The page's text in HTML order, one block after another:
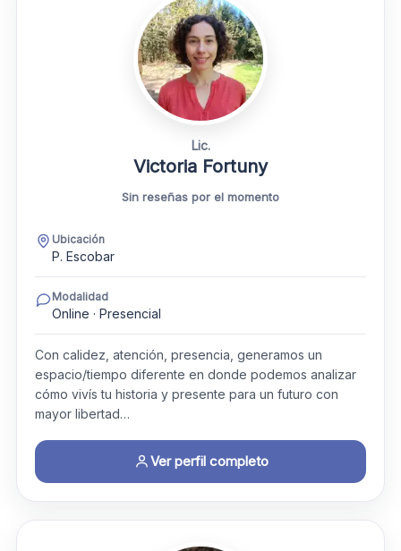
Lic.
Victoria Fortuny
Sin reseñas por el momento
Ubicación
P. Escobar
Modalidad
Online · Presencial
Con calidez, atención, presencia, generamos un
espacio/tiempo diferente en donde podemos analizar
cómo vivís tu historia y presente para un futuro con
mayor libertad…
Ver perfil completo